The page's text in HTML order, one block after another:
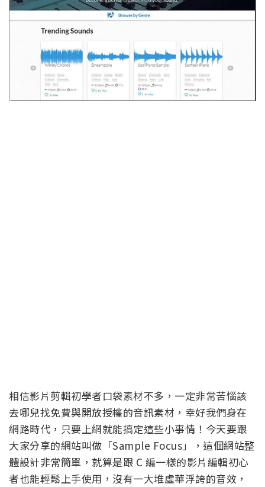
相信影片剪輯初學者口袋素材不多，一定非常苦惱該
去哪兒找免費與開放授權的音訊素材，幸好我們身在
網路時代，只要上網就能搞定這些小事情！今天要跟
大家分享的網站叫做「Sample Focus」，這個網站整
體設計非常簡單，就算是跟 C 編一樣的影片編輯初心
者也能輕鬆上手使用，沒有一大堆虛華浮誇的音效，